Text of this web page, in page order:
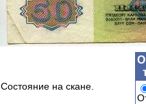
Состояние на скане.